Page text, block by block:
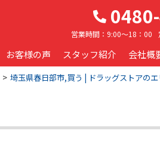
営業時間： 9:00～18：00
お客様の声 スタッフ紹介 会社概
埼玉県春日部市,買う | ドラッグストアの